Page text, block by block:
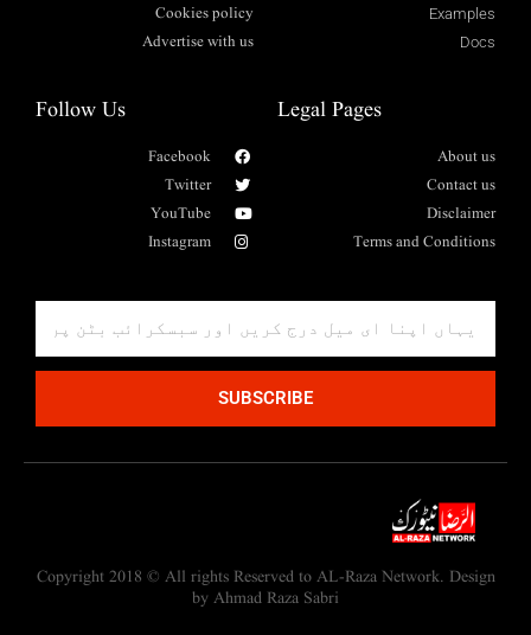
Examples
Docs
Cookies policy
Advertise with us
Legal Pages
About us
Contact us
Disclaimer
Terms and Conditions
Follow Us
Facebook
Twitter
YouTube
Instagram
SUBSCRIBE
Copyright 2018 © All rights Reserved to AL-Raza Network. Design
by Ahmad Raza Sabri